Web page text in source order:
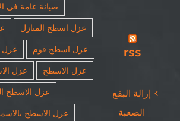
rss
إزالة البقع
الصعبة
صيانة عامة في
عزل اسطح المنازل
عزل اسطح فوم
عزل
عزل الاسطح
عزل
عزل الاسطح
عزل الاسطح